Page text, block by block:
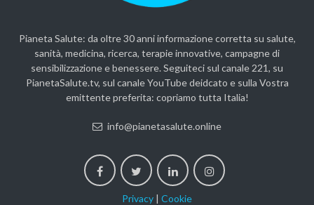
Pianeta Salute: da oltre 30 anni informazione corretta su salute,
sanità, medicina, ricerca, terapie innovative, campagne di
sensibilizzazione e benessere. Seguiteci sul canale 221, su
PianetaSalute.tv, sul canale YouTube deidcato e sulla Vostra
emittente preferita: copriamo tutta Italia!
info@pianetasalute.online
Privacy | Cookie